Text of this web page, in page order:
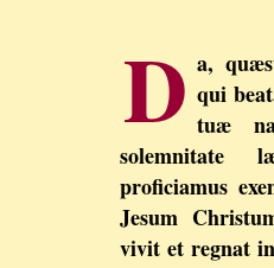
D a,
qui
tuæ
proficiamus
Jesum
vivit et regnat